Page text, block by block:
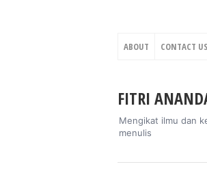
ABOUT CONTACT US
FITRI
Mengikat ilmu dan
menulis